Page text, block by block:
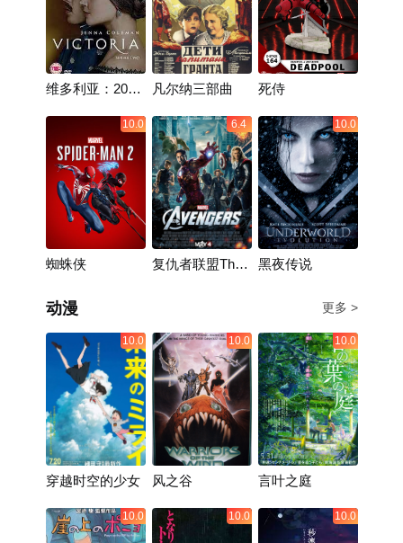
维多利亚：2017
凡尔纳三部曲 死侍
10.0
蜘蛛侠
6.4
复仇者联盟The
10.0
黑夜传说
动漫 更多 >
10.0
穿越时空的少女
10.0
风之谷
10.0
言叶之庭
10.0 10.0 10.0